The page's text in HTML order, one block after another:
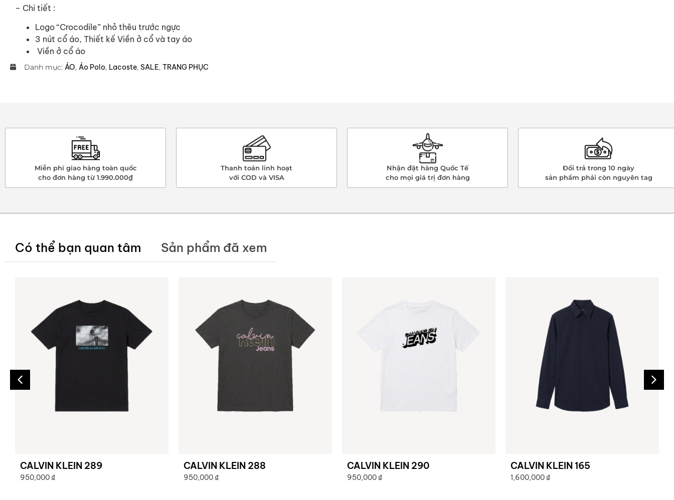
– Chi tiết :
Logo “Crocodile” nhỏ thêu trước ngực
3 nút cổ áo, Thiết kế Viền ở cổ và tay áo
Viền ở cổ áo
Danh mục: ÁO, Áo Polo, Lacoste, SALE, TRANG PHỤC
Miễn phí giao hàng toàn quốc
cho đơn hàng từ 1.990.000₫
Thanh toán linh hoạt
với COD và VISA
Nhận đặt hàng Quốc Tế
cho mọi giá trị đơn hàng
Đổi trả trong 10 ngày
sản phẩm phải còn nguyên tag
Có thể bạn quan tâm Sản phẩm đã xem
CALVIN KLEIN 289
950,000 ₫
CALVIN KLEIN 288
950,000 ₫
CALVIN KLEIN 290
950,000 ₫
CALVIN KLEIN 165
1,600,000 ₫